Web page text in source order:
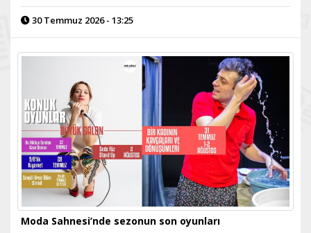
30 Temmuz 2026 - 13:25
Moda Sahnesi’nde sezonun son oyunları